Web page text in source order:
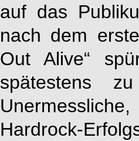
auf das
nach dem
Out Alive“
spätestens
Hardrock-